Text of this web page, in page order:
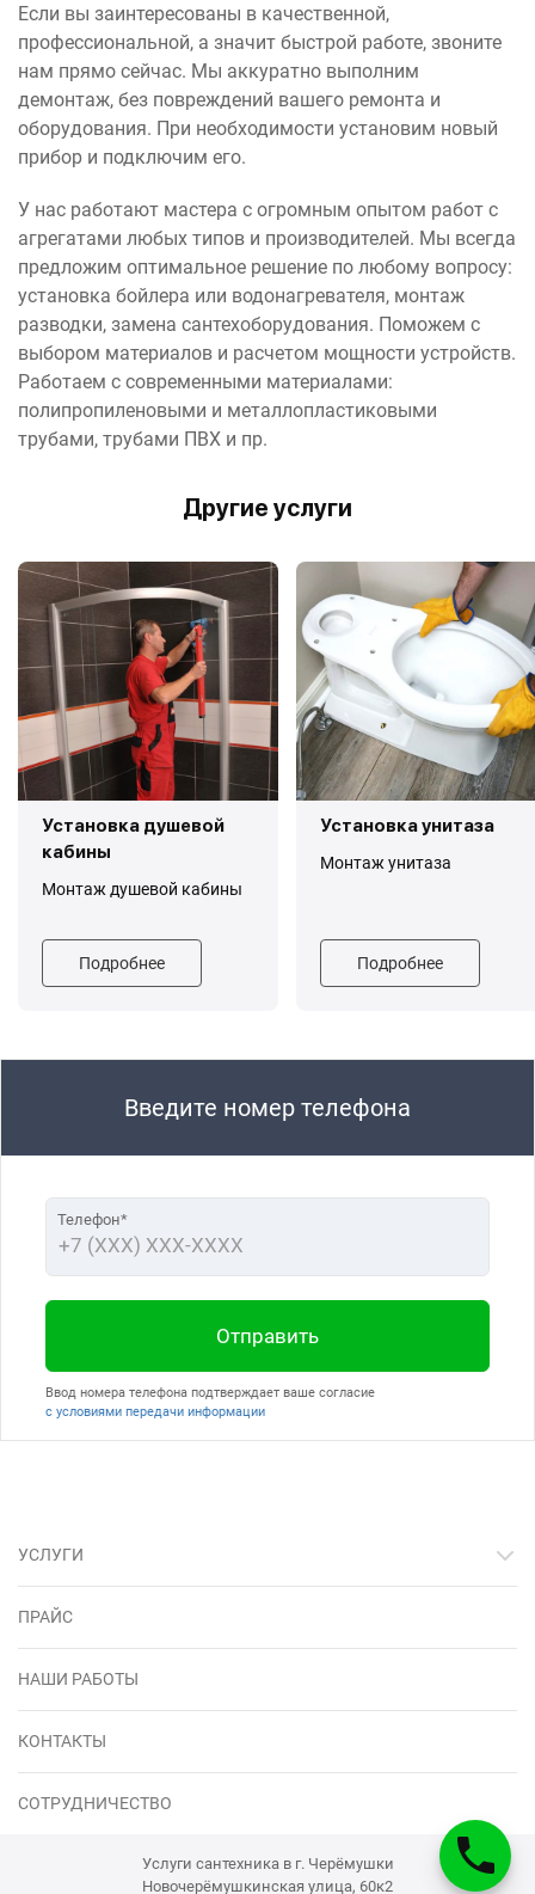
Если вы заинтересованы в качественной,
профессиональной, а значит быстрой работе, звоните
нам прямо сейчас. Мы аккуратно выполним
демонтаж, без повреждений вашего ремонта и
оборудования. При необходимости установим новый
прибор и подключим его.
У нас работают мастера с огромным опытом работ с
агрегатами любых типов и производителей. Мы всегда
предложим оптимальное решение по любому вопросу:
установка бойлера или водонагревателя, монтаж
разводки, замена сантехоборудования. Поможем с
выбором материалов и расчетом мощности устройств.
Работаем с современными материалами:
полипропиленовыми и металлопластиковыми
трубами, трубами ПВХ и пр.
Другие услуги
Установка душевой
кабины
Монтаж душевой кабины
Подробнее
Установка унитаза
Монтаж унитаза
Подробнее
Введите номер телефона
Телефон*
Ввод номера телефона подтверждает ваше согласие
с условиями передачи информации
Отправить
УСЛУГИ
ПРАЙС
НАШИ РАБОТЫ
КОНТАКТЫ
СОТРУДНИЧЕСТВО
Услуги сантехника в г. Черёмушки
Новочерёмушкинская улица, 60к2